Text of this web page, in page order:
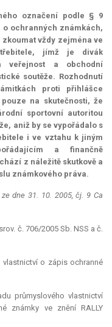
označení podle § 9
o ochranných známkách,
vždy zejména ve
jímž je divák
veřejnost a obchodní
soutěže. Rozhodnutí
proti přihlášce
na skutečnosti, že
sportovní autoritou
aniž by se vypořádalo s
i ve vztahu k jiným
a finančně
z náležitě skutkově a
známkového práva.
dne 31. 10. 2005, čj. 9 Ca
č. 706/2005 Sb. NSS a č.
o zápis ochranné
průmyslového vlastnictví
známky ve znění RALLY